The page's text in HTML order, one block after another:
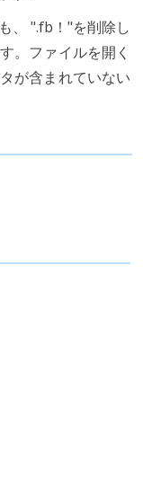
、 ".fb！"を削除し
。ファイルを開く
が含まれていない